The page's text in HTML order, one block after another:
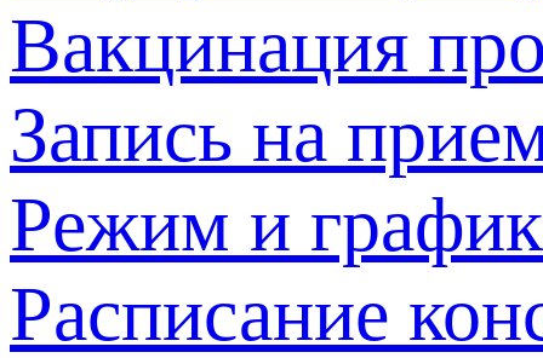
Вакцинация
Запись на
Режим и
Расписание